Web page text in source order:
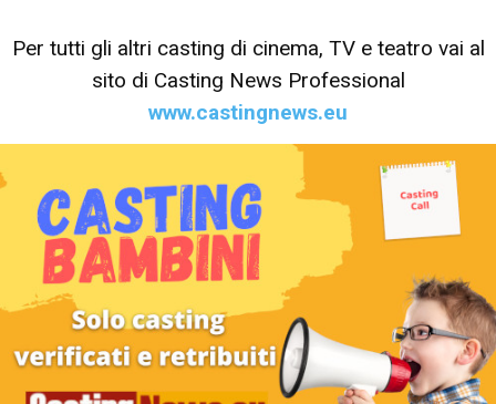
Per tutti gli altri casting di cinema, TV e teatro vai al
sito di Casting News Professional
www.castingnews.eu